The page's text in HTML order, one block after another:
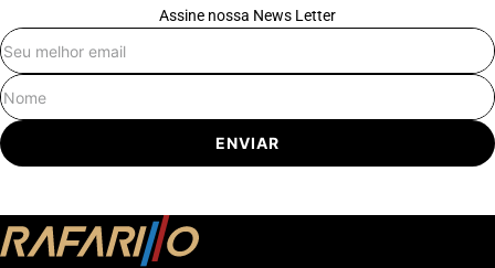
Assine nossa News Letter
ENVIAR